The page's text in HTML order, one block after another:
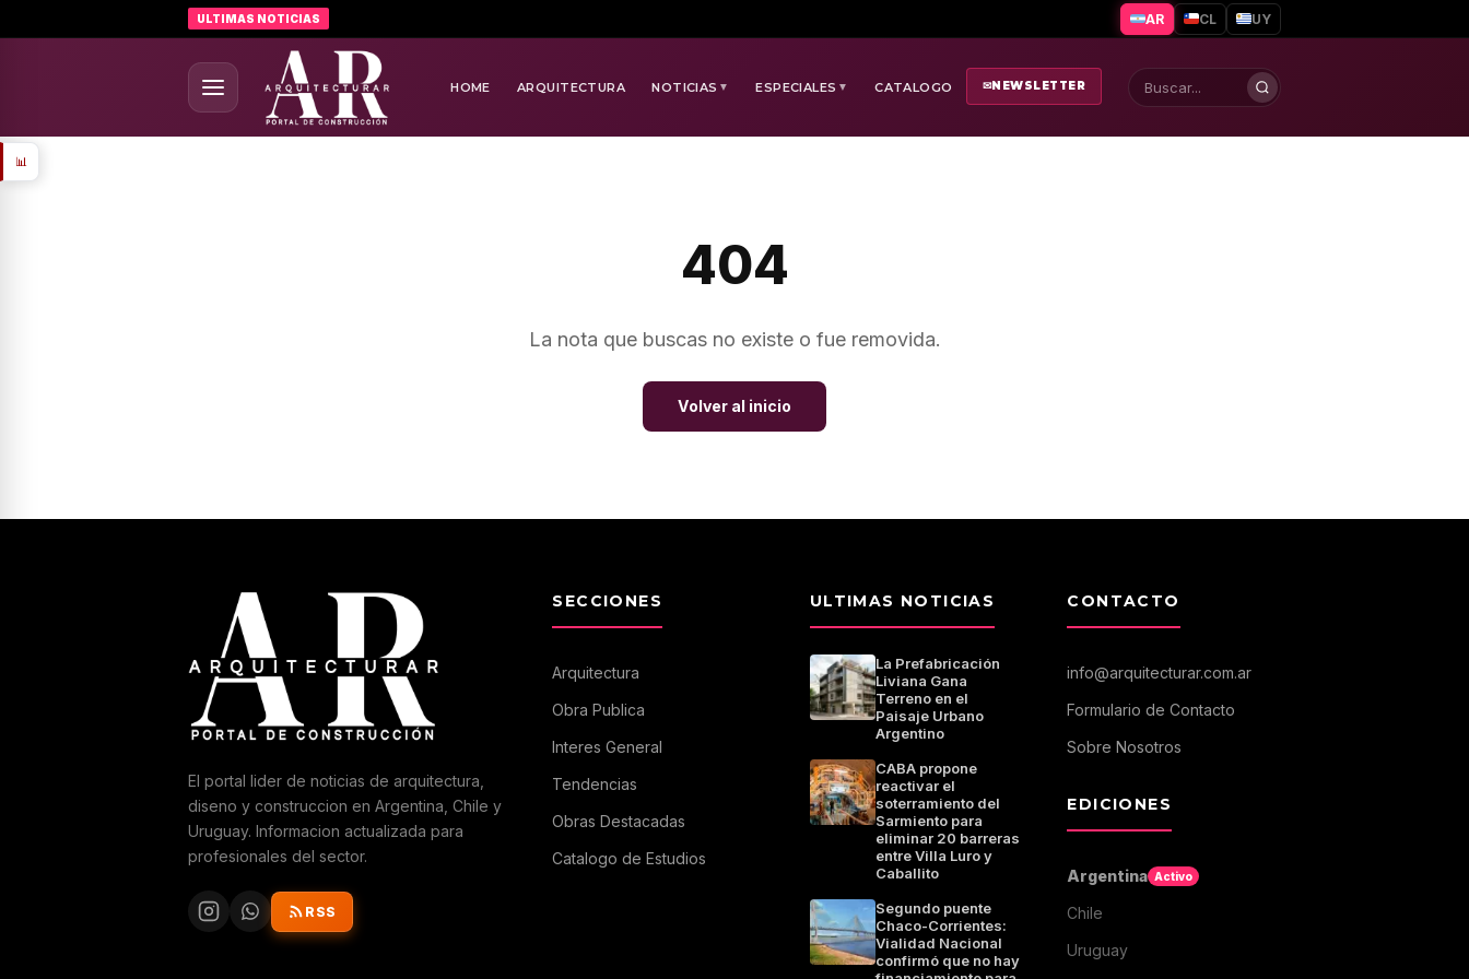
ULTIMAS NOTICIAS AR CL UY
HOME ARQUITECTURA NOTICIAS ▼ ESPECIALES ▼ CATALOGO ✉NEWSLETTER
404
La nota que buscas no existe o fue removida.
Volver al inicio
El portal lider de noticias de arquitectura,
diseno y construccion en Argentina, Chile y
Uruguay. Informacion actualizada para
profesionales del sector.
RSS
SECCIONES
Arquitectura
Obra Publica
Interes General
Tendencias
Obras Destacadas
Catalogo de Estudios
ULTIMAS NOTICIAS
La Prefabricación
Liviana Gana
Terreno en el
Paisaje Urbano
Argentino
CABA propone
reactivar el
soterramiento del
Sarmiento para
eliminar 20 barreras
entre Villa Luro y
Caballito
Segundo puente
Chaco-Corrientes:
Vialidad Nacional
confirmó que no hay
CONTACTO
info@arquitecturar.com.ar
Formulario de Contacto
Sobre Nosotros
EDICIONES
Argentina Activo
Chile
Uruguay
📊